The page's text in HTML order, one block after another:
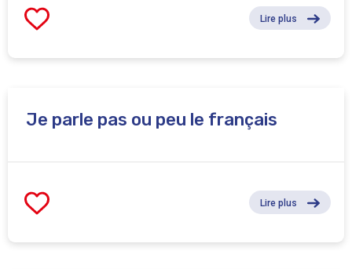
Lire plus
Je parle pas ou peu le français
Lire plus